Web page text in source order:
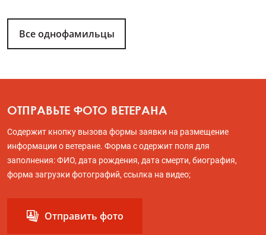
Все однофамильцы
ОТПРАВЬТЕ ФОТО ВЕТЕРАНА
Содержит кнопку вызова формы заявки на размещение
информации о ветеране. Форма с одержит поля для
заполнения: ФИО, дата рождения, дата смерти, биография,
форма загрузки фотографий, ссылка на видео;
Отправить фото